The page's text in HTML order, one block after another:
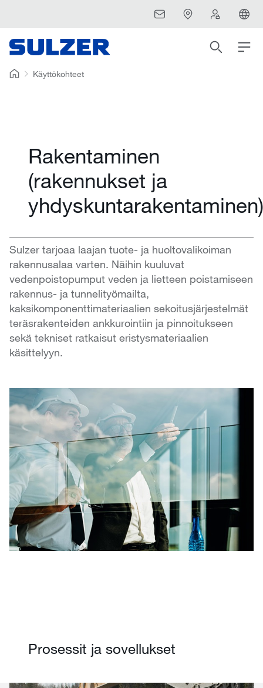
Käyttökohteet
Rakentaminen
(rakennukset ja
yhdyskuntarakentaminen)
Sulzer tarjoaa laajan tuote- ja huoltovalikoiman
rakennusalaa varten. Näihin kuuluvat
vedenpoistopumput veden ja lietteen poistamiseen
rakennus- ja tunnelityömailta,
kaksikomponenttimateriaalien sekoitusjärjestelmät
teräsrakenteiden ankkurointiin ja pinnoitukseen
sekä tekniset ratkaisut eristysmateriaalien
käsittelyyn.
Prosessit ja sovellukset